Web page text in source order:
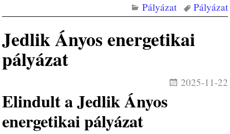
bo
ok
tte ed Pályázat Pályázat
Jedlik Ányos energetikai
pályázat
2025-11-22
Elindult a Jedlik Ányos
energetikai pályázat